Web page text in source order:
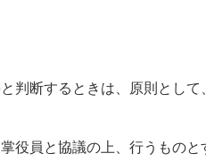
判断するときは、原則とし
役員と協議の上、行うものと